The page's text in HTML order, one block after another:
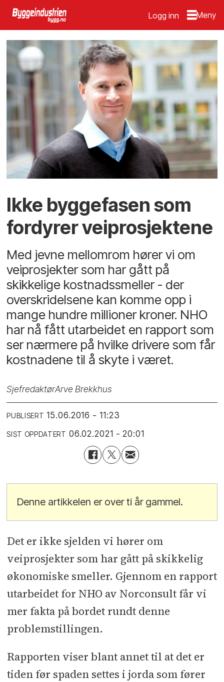
Logg inn
Ikke byggefasen som
fordyrer veiprosjektene
Med jevne mellomrom hører vi om
veiprosjekter som har gått på
skikkelige kostnadssmeller - der
overskridelsene kan komme opp i
mange hundre millioner kroner. NHO
har nå fått utarbeidet en rapport som
ser nærmere på hvilke drivere som får
kostnadene til å skyte i været.
SjefredaktørArve Brekkhus
PUBLISERT 15.06.2016 - 11:23
SIST OPPDATERT 06.02.2021 - 20:01
Denne artikkelen er over ti år gammel.
Det er ikke sjelden vi hører om
veiprosjekter som har gått på skikkelig
økonomiske smeller. Gjennom en rapport
utarbeidet for NHO av Norconsult får vi
mer fakta på bordet rundt denne
problemstillingen.
Rapporten viser blant annet til at det er
tiden før spaden settes i jorda som fører